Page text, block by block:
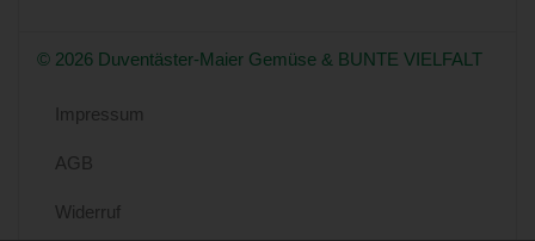
© 2026 Duventäster-Maier Gemüse & BUNTE VIELFALT
Impressum
AGB
Widerruf